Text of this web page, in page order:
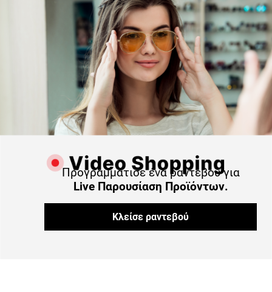
Προγραμμάτισε ένα ραντεβού για
Live Παρουσίαση Προϊόντων.
Κλείσε ραντεβού